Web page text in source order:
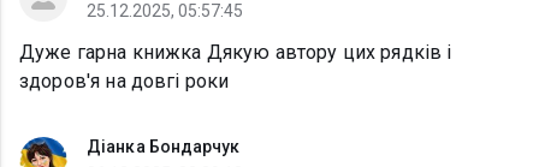
25.12.2025, 05:57:45
Дуже гарна книжка Дякую автору цих рядків і
здоров'я на довгі роки
Діанка Бондарчук